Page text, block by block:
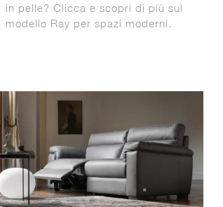
in pelle? Clicca e scopri di più sul
modello Ray per spazi moderni.